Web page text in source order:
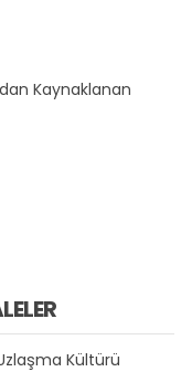
Kaynaklanan
Kültürü